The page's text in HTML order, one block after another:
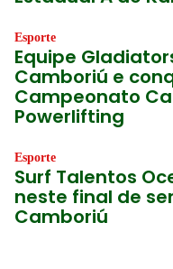
Esporte
Equipe
Camboriú e
Campeonato
Powerlifting
Esporte
Surf Talentos
neste final de
Camboriú